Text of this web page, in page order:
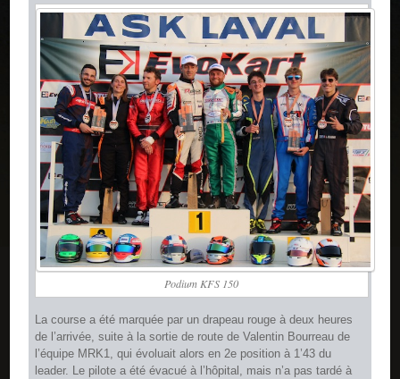
Podium KFS 150
La course a été marquée par un drapeau rouge à deux heures
de l’arrivée, suite à la sortie de route de Valentin Bourreau de
l’équipe MRK1, qui évoluait alors en 2e position à 1’43 du
leader. Le pilote a été évacué à l’hôpital, mais n’a pas tardé à